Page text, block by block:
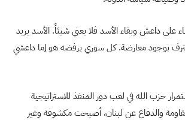
على داعش وبقاء الأسد فلا يعني شيئاً. الأسد يريد
بوجود معارضة. كل سوري يرفضه هو إما داعشي
حزب الله في لعب دور المنفذ للاستراتيجية
والدفاع عن لبنان، أصبحت مكشوفة وغير